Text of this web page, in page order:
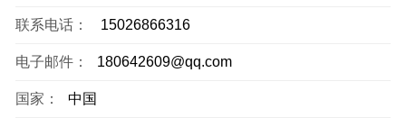
联系电话： 15026866316
电子邮件： 180642609@qq.com
国家： 中国